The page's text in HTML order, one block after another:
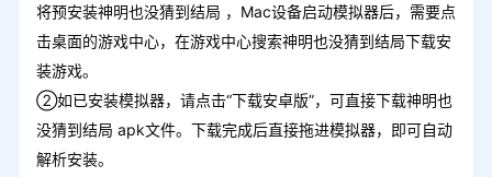
将预安装神明也没猜到结局 ，Mac设备启动模拟器后，需要点
击桌面的游戏中心，在游戏中心搜索神明也没猜到结局下载安
装游戏。
②如已安装模拟器，请点击“下载安卓版”，可直接下载神明也
没猜到结局 apk文件。下载完成后直接拖进模拟器，即可自动
解析安装。